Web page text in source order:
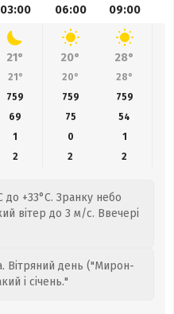
03:00 06:00 09:00
21° 20° 28°
21° 20° 28°
759 759 759
69 75 54
1 0
1
2 2 2
до +33°C. Зранку небо
вітер до 3 м/с. Ввечері
Вітряний день ("Мирон-
і січень."